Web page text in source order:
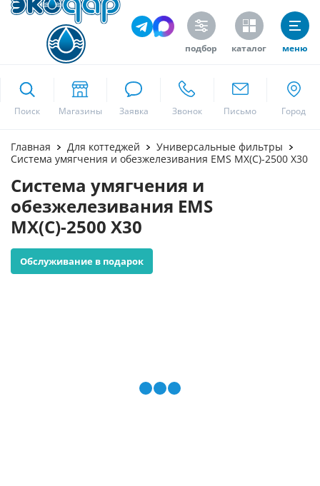
подбор каталог меню
Поиск
Москва
Главная Для коттеджей
Универсальные фильтры
Система умягчения и обезжелезивания EMS MX(C)-2500 X30
Система умягчения и
обезжелезивания EMS
MX(C)-2500 X30
Обслуживание в подарок